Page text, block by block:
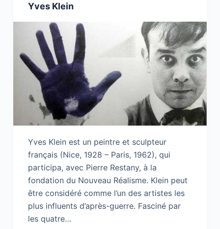
Yves Klein
Yves Klein est un peintre et sculpteur
français (Nice, 1928 – Paris, 1962), qui
participa, avec Pierre Restany, à la
fondation du Nouveau Réalisme. Klein peut
être considéré comme l’un des artistes les
plus influents d’après-guerre. Fasciné par
les quatre…